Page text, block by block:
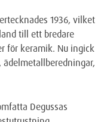
1936, vilket
till ett bredare
för keramik. Nu ingick
Degussas